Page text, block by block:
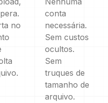
no
conta
necessária.
Sem custos
ocultos.
Sem
truques de
tamanho de
arquivo.